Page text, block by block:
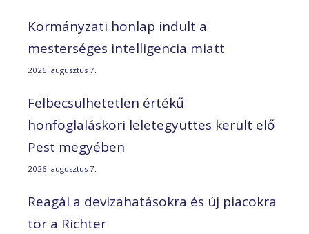
Kormányzati honlap indult a
mesterséges intelligencia miatt
2026. augusztus 7.
Felbecsülhetetlen értékű
honfoglaláskori leletegyüttes került elő
Pest megyében
2026. augusztus 7.
Reagál a devizahatásokra és új piacokra
tör a Richter